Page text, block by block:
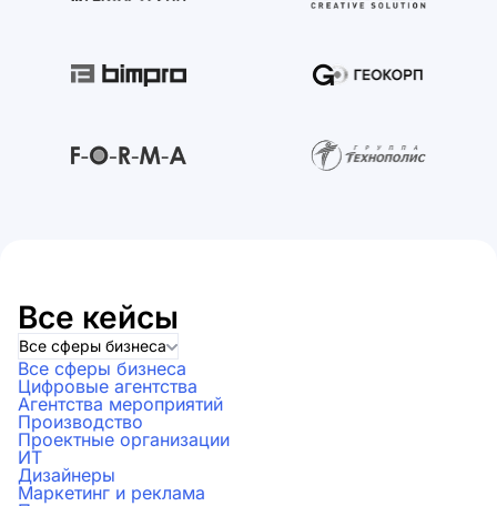
Все кейсы
Все сферы бизнеса
Все сферы бизнеса
Цифровые агентства
Агентства мероприятий
Производство
Проектные организации
ИТ
Дизайнеры
Маркетинг и реклама